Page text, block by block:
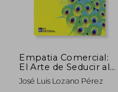
Empatia Comercial:
El Arte de Seducir al
Cliente
José Luis Lozano Pérez